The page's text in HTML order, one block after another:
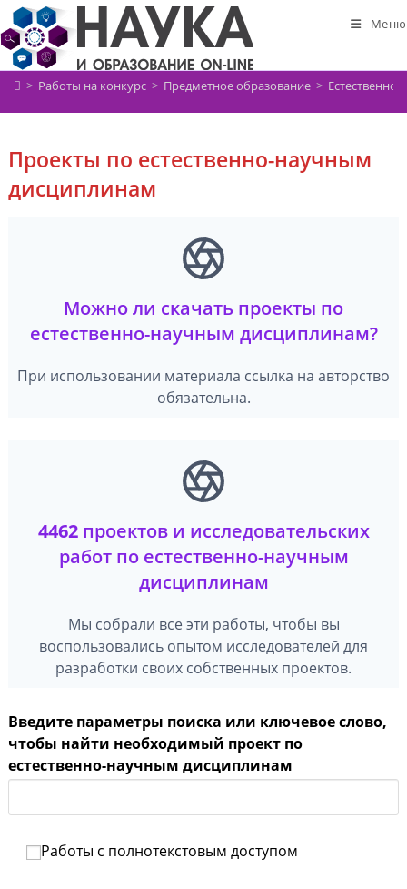
Перейти
к
содержимому
Меню
> Работы на конкурс > Предметное образование >
Проекты по естественно-научным
дисциплинам
Можно ли скачать проекты по
естественно-научным дисциплинам?
При использовании материала ссылка на авторство
обязательна.
4462проектов и исследовательских
работ по естественно-научным
дисциплинам
Мы собрали все эти работы, чтобы вы
воспользовались опытом исследователей для
разработки своих собственных проектов.
Введите параметры поиска или ключевое слово,
чтобы найти необходимый проект по
естественно-научным дисциплинам
Работы с полнотекстовым доступом